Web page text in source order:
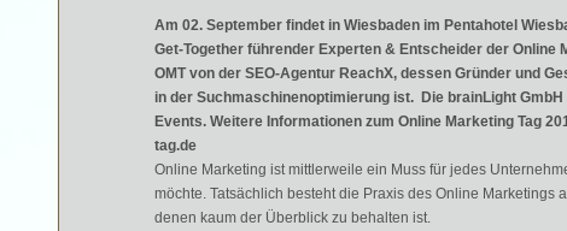
Am 02. September findet in Wiesbaden im Pentahotel
Get-Together führender Experten & Entscheider der
OMT von der SEO-Agentur ReachX, dessen Gründer und
in der Suchmaschinenoptimierung ist. Die brainLight
Events. Weitere Informationen zum Online Marketing Tag
tag.de
Online Marketing ist mittlerweile ein Muss für jedes
möchte. Tatsächlich besteht die Praxis des Online
denen kaum der Überblick zu behalten ist.